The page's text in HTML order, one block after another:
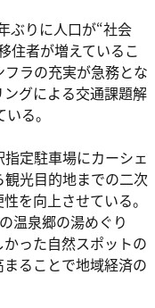
ぶりに人口が“社会
住者が増えているこ
ラの充実が急務とな
グによる交通課題解
る。
定駐車場にカーシェ
光目的地までの二次
を向上させている。
温泉郷の湯めぐり
った自然スポットの
ることで地域経済の